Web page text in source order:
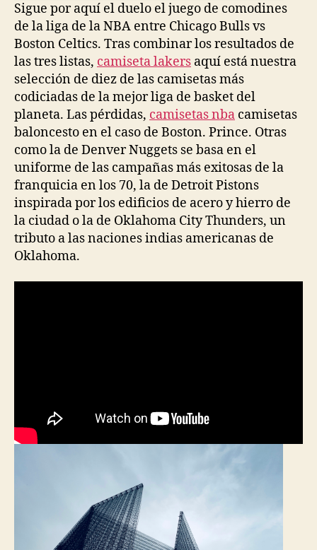
Sigue por aquí el duelo el juego de comodines
de la liga de la NBA entre Chicago Bulls vs
Boston Celtics. Tras combinar los resultados de
las tres listas, camiseta lakers aquí está nuestra
selección de diez de las camisetas más
codiciadas de la mejor liga de basket del
planeta. Las pérdidas, camisetas nba camisetas
baloncesto en el caso de Boston. Prince. Otras
como la de Denver Nuggets se basa en el
uniforme de las campañas más exitosas de la
franquicia en los 70, la de Detroit Pistons
inspirada por los edificios de acero y hierro de
la ciudad o la de Oklahoma City Thunders, un
tributo a las naciones indias americanas de
Oklahoma.